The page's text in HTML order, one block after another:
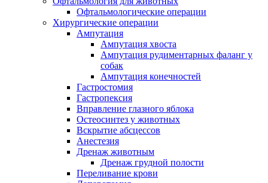
Офтальмологические операции
Хирургические операции
Ампутация
Ампутация хвоста
Ампутация рудиментарных фаланг у
собак
Ампутация конечностей
Гастростомия
Гастропексия
Вправление глазного яблока
Остеосинтез у животных
Вскрытие абсцессов
Анестезия
Дренаж животным
Дренаж грудной полости
Переливание крови